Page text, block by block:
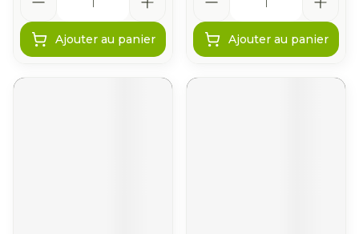
Ajouter au panier Ajouter au panier